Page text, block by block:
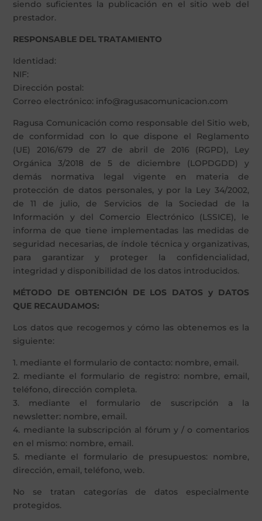
siendo suficientes la publicación en el sitio web del
prestador.
RESPONSABLE DEL TRATAMIENTO
Identidad:
NIF:
Dirección postal:
Correo electrónico: info@ragusacomunicacion.com
Ragusa Comunicación como responsable del Sitio web,
de conformidad con lo que dispone el Reglamento
(UE) 2016/679 de 27 de abril de 2016 (RGPD), Ley
Orgánica 3/2018 de 5 de diciembre (LOPDGDD) y
demás normativa legal vigente en materia de
protección de datos personales, y por la Ley 34/2002,
de 11 de julio, de Servicios de la Sociedad de la
Información y del Comercio Electrónico (LSSICE), le
informa de que tiene implementadas las medidas de
seguridad necesarias, de índole técnica y organizativas,
para garantizar y proteger la confidencialidad,
integridad y disponibilidad de los datos introducidos.
MÉTODO DE OBTENCIÓN DE LOS DATOS y DATOS
QUE RECAUDAMOS:
Los datos que recogemos y cómo las obtenemos es la
siguiente:
1. mediante el formulario de contacto: nombre, email.
2. mediante el formulario de registro: nombre, email,
teléfono, dirección completa.
3. mediante el formulario de suscripción a la
newsletter: nombre, email.
4. mediante la subscripción al fórum y / o comentarios
en el mismo: nombre, email.
5. mediante el formulario de presupuestos: nombre,
dirección, email, teléfono, web.
No se tratan categorías de datos especialmente
protegidos.